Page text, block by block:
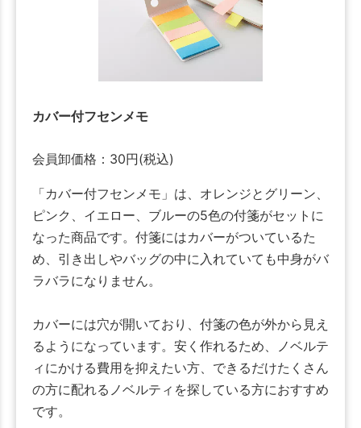
カバー付フセンメモ
会員卸価格： 30円(税込)
「カバー付フセンメモ」は、オレンジとグリーン、
ピンク、イエロー、ブルーの5色の付箋がセットに
なった商品です。付箋にはカバーがついているた
め、引き出しやバッグの中に入れていても中身がバ
ラバラになりません。
カバーには穴が開いており、付箋の色が外から見え
るようになっています。安く作れるため、ノベルテ
ィにかける費用を抑えたい方、できるだけたくさん
の方に配れるノベルティを探している方におすすめ
です。